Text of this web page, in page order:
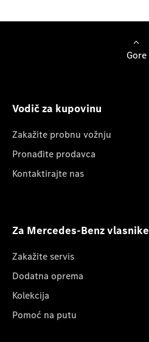
Gore
Vodič za kupovinu
Zakažite probnu vožnju
Pronađite prodavca
Kontaktirajte nas
Za Mercedes-Benz vlasnike
Zakažite servis
Dodatna oprema
Kolekcija
Pomoć na putu